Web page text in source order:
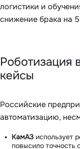
логистики и
снижение брака на
Роботизация
кейсы
Российские
автоматизацию,
КамАЗ использует
повысило точность